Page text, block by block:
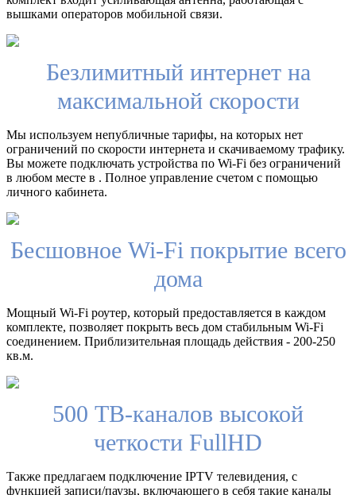
вышками операторов мобильной связи.
Безлимитный интернет на
максимальной скорости
Мы используем непубличные тарифы, на которых нет
ограничений по скорости интернета и скачиваемому трафику.
Вы можете подключать устройства по Wi-Fi без ограничений
в любом месте в . Полное управление счетом с помощью
личного кабинета.
Бесшовное Wi-Fi покрытие всего
дома
Мощный Wi-Fi роутер, который предоставляется в каждом
комплекте, позволяет покрыть весь дом стабильным Wi-Fi
соединением. Приблизительная площадь действия - 200-250
кв.м.
500 ТВ-каналов высокой
четкости FullHD
Также предлагаем подключение IPTV телевидения, с
функцией записи/паузы, включающего в себя такие каналы